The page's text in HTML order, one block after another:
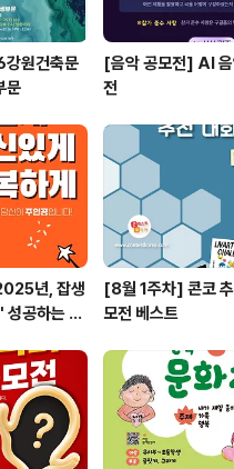
원건축문
문
[음악 공모전] AI
전
년, 잡생
성공하는 법
[8월 1주차] 콘코
모전 베스트